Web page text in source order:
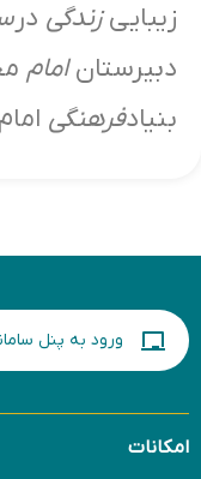
زیباییزندگی در
دبیرستانامام
بنیادفرهنگی
ورود به پنل
امکانات